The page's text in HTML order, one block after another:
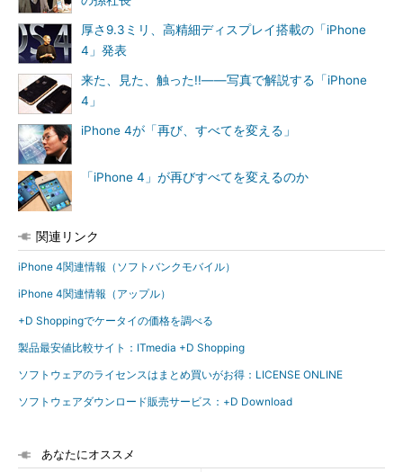
厚さ9.3ミリ、高精細ディスプレイ搭載の「iPhone
4」発表
来た、見た、触った!!――写真で解説する「iPhone
4」
iPhone 4が「再び、すべてを変える」
「iPhone 4」が再びすべてを変えるのか
関連リンク
iPhone 4関連情報（ソフトバンクモバイル）
iPhone 4関連情報（アップル）
+D Shoppingでケータイの価格を調べる
製品最安値比較サイト：ITmedia +D Shopping
ソフトウェアのライセンスはまとめ買いがお得：LICENSE ONLINE
ソフトウェアダウンロード販売サービス：+D Download
あなたにオススメ